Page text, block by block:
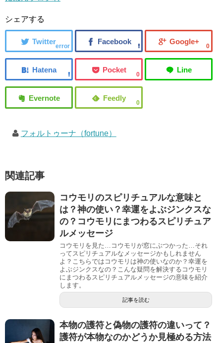
シェアする
error 0
0
0
フォルトゥーナ（fortune）
関連記事
コウモリのスピリチュアルな意味と
は？神の使い？幸運をよぶジンクスな
の？コウモリにまつわるスピリチュア
ルメッセージ
コウモリを見た…コウモリが窓にぶつかった…それ
ってスピリチュアルなメッセージかもしれません
よ？こちらではコウモリは神の使いなのか？幸運を
よぶジンクスなの？こんな疑問を解決するコウモリ
にまつわるスピリチュアルメッセージの意味を紹介
します。
記事を読む
本物の護符と偽物の護符の違いって？
護符が本物なのかどうか見極める方法